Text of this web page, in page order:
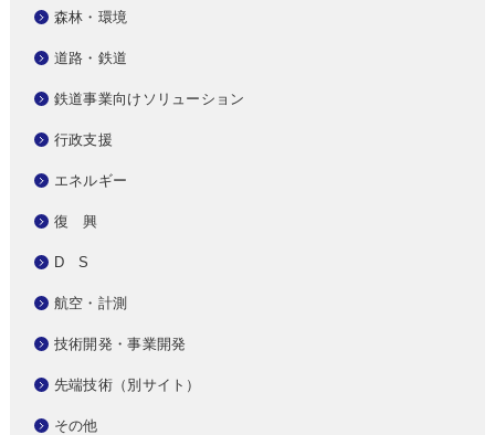
森林・環境
道路・鉄道
鉄道事業向けソリューション
行政支援
エネルギー
復 興
D S
航空・計測
技術開発・事業開発
先端技術（別サイト）
その他